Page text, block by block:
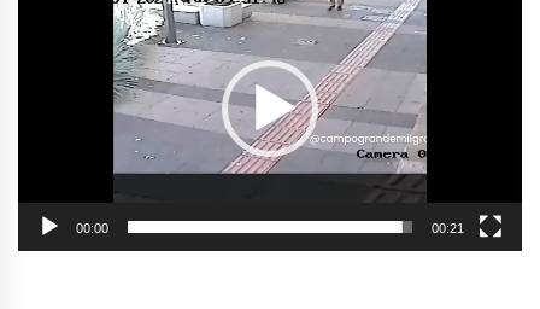
00:00 00:21